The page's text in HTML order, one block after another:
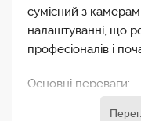
сумісний з
налаштуванні, що
професіоналів і
Основні переваги:
Сумісність: